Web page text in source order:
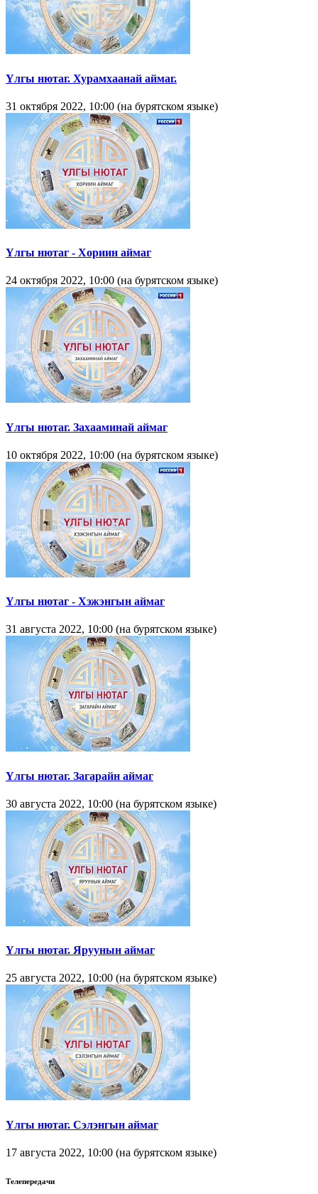
Үлгы нютаг. Хурамхаанай аймаг.
31 октября 2022, 10:00 (на бурятском языке)
Yлгы нютаг - Хориин аймаг
24 октября 2022, 10:00 (на бурятском языке)
Үлгы нютаг. Захааминай аймаг
10 октября 2022, 10:00 (на бурятском языке)
Yлгы нютаг - Хэжэнгын аймаг
31 августа 2022, 10:00 (на бурятском языке)
Yлгы нютаг. Загарайн аймаг
30 августа 2022, 10:00 (на бурятском языке)
Yлгы нютаг. Яруунын аймаг
25 августа 2022, 10:00 (на бурятском языке)
Yлгы нютаг. Сэлэнгын аймаг
17 августа 2022, 10:00 (на бурятском языке)
Телепередачи